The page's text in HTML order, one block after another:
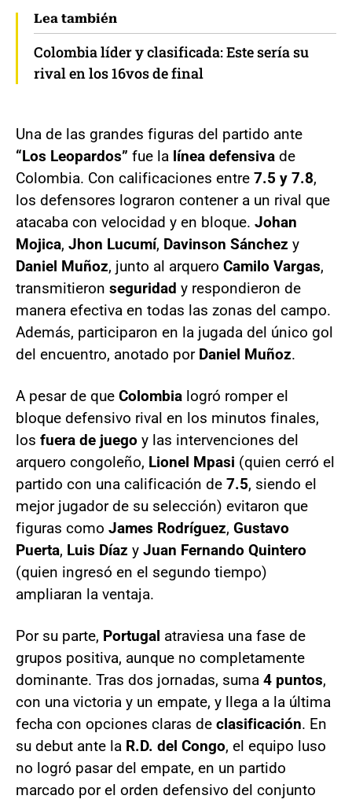
Lea también
Colombia líder y clasificada: Este sería su
rival en los 16vos de final
Una de las grandes figuras del partido ante
“Los Leopardos” fue la línea defensiva de
Colombia. Con calificaciones entre 7.5 y 7.8,
los defensores lograron contener a un rival que
atacaba con velocidad y en bloque. Johan
Mojica, Jhon Lucumí, Davinson Sánchez y
Daniel Muñoz, junto al arquero Camilo Vargas,
transmitieron seguridad y respondieron de
manera efectiva en todas las zonas del campo.
Además, participaron en la jugada del único gol
del encuentro, anotado por Daniel Muñoz.
A pesar de que Colombia logró romper el
bloque defensivo rival en los minutos finales,
los fuera de juego y las intervenciones del
arquero congoleño, Lionel Mpasi (quien cerró el
partido con una calificación de 7.5, siendo el
mejor jugador de su selección) evitaron que
figuras como James Rodríguez, Gustavo
Puerta, Luis Díaz y Juan Fernando Quintero
(quien ingresó en el segundo tiempo)
ampliaran la ventaja.
Por su parte, Portugal atraviesa una fase de
grupos positiva, aunque no completamente
dominante. Tras dos jornadas, suma 4 puntos,
con una victoria y un empate, y llega a la última
fecha con opciones claras de clasificación. En
su debut ante la R.D. del Congo, el equipo luso
no logró pasar del empate, en un partido
marcado por el orden defensivo del conjunto